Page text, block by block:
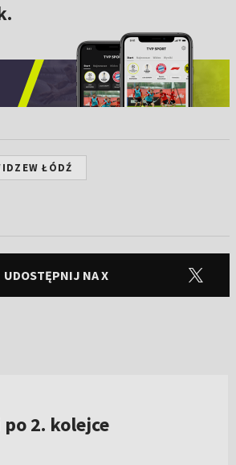
ŁÓDŹ
UDOSTĘPNIJ NA X
2. kolejce